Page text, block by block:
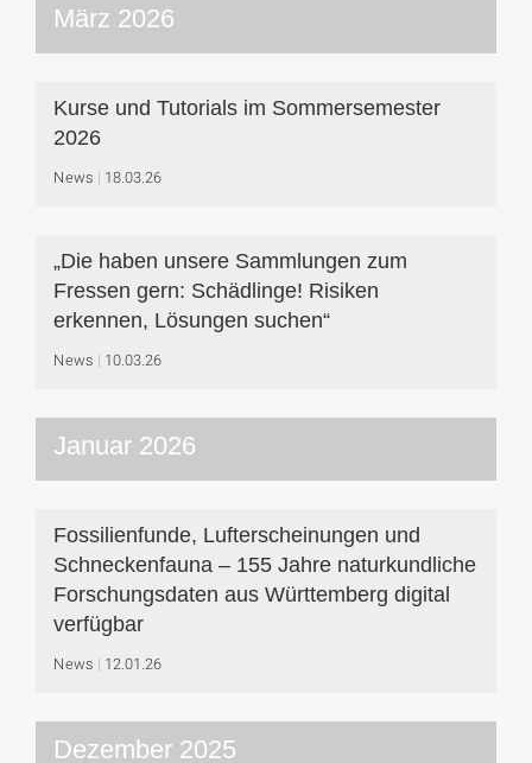
März 2026
Kurse und Tutorials im Sommersemester
2026
News 18.03.26
„Die haben unsere Sammlungen zum
Fressen gern: Schädlinge! Risiken
erkennen, Lösungen suchen“
News 10.03.26
Januar 2026
Fossilienfunde, Lufterscheinungen und
Schneckenfauna – 155 Jahre naturkundliche
Forschungsdaten aus Württemberg digital
verfügbar
News 12.01.26
Dezember 2025